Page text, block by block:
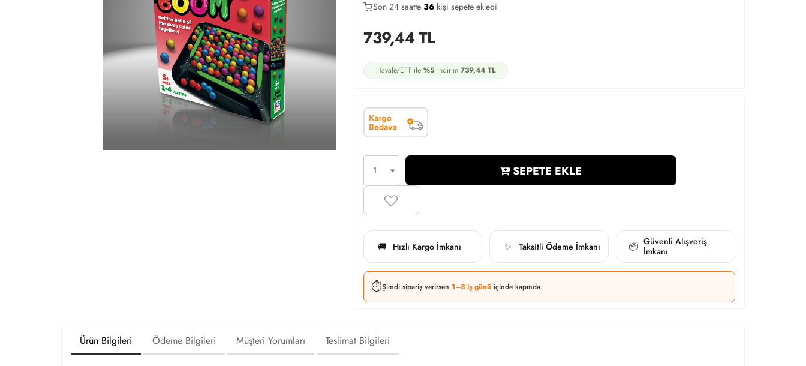
28
Son 24 saatte 36kişi sepete ekledi
9
739,44TL
Havale/EFT ile %5İndirim 739,44TL
SEPETE EKLE
🚚 Hızlı Kargo İmkanı ✨ Taksitli Ödeme İmkanı 📦 Güvenli Alışveriş
İmkanı
⏱️Şimdi sipariş verirsen 1–3 iş günü içinde kapında.
Ürün Bilgileri Ödeme Bilgileri Müşteri Yorumları Teslimat Bilgileri